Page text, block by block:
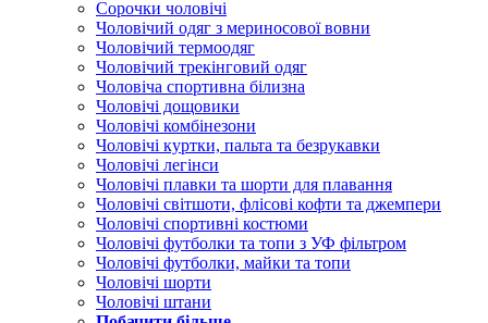
Сорочки чоловічі
Чоловічий одяг з мериносової вовни
Чоловічий термоодяг
Чоловічий трекінговий одяг
Чоловіча спортивна білизна
Чоловічі дощовики
Чоловічі комбінезони
Чоловічі куртки, пальта та безрукавки
Чоловічі легінси
Чоловічі плавки та шорти для плавання
Чоловічі світшоти, флісові кофти та джемпери
Чоловічі спортивні костюми
Чоловічі футболки та топи з УФ фільтром
Чоловічі футболки, майки та топи
Чоловічі шорти
Чоловічі штани